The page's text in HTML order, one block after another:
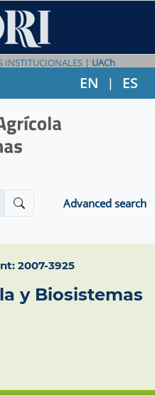
INSTITUCIONALES | UACh
EN | ES
Advanced search
2007-3925
y Biosistemas